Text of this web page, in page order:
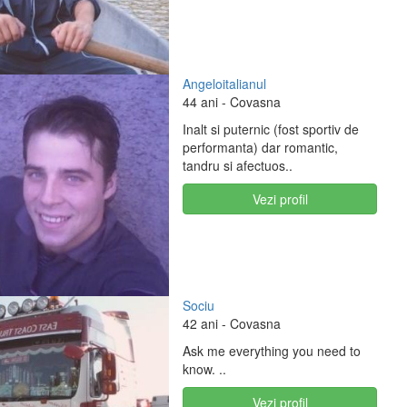
Angeloitalianul
44 ani - Covasna
Inalt si puternic (fost sportiv de
performanta) dar romantic,
tandru si afectuos..
Vezi profil
Sociu
42 ani - Covasna
Ask me everything you need to
know. ..
Vezi profil